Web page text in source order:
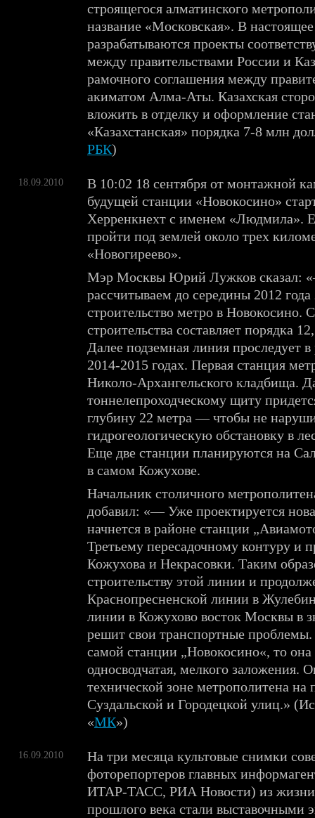
строящегося алматинского
название «Московская». В
разрабатываются проекты
между правительствами России и
рамочного соглашения между
акиматом Алма-Аты. Казахская
вложить в отделку и оформление
«Казахстанская» порядка 7-8 млн
РБК)
18.09.2010
В 10:02 18 сентября от монтажной
будущей станции «Новокосино»
Херренкнехт с именем «Людмила».
пройти под землей около трех
«Новогиреево».
Мэр Москвы Юрий Лужков сказал:
рассчитываем до середины 2012 года
строительство метро в Новокосино.
строительства составляет порядка
Далее подземная линия проследует
2014-2015 годах. Первая станция
Николо-Архангельского кладбища.
тоннелепроходческому щиту
глубину 22 метра — чтобы не
гидрогеологическую обстановку в
Еще две станции планируются на
в самом Кожухове.
Начальник столичного
добавил: «— Уже проектируется
начнется в районе станции
Третьему пересадочному контуру и
Кожухова и Некрасовки. Таким
строительству этой линии и
Краснопресненской линии в
линии в Кожухово восток Москвы в
решит свои транспортные проблемы.
самой станции „Новокосино«, то она
односводчатая, мелкого заложения.
технической зоне метрополитена на
Суздальской и Городецкой улиц.»
«МК»)
16.09.2010
На три месяца культовые снимки
фоторепортеров главных
ИТАР-ТАСС, РИА Новости) из жизни
прошлого века стали выставочными